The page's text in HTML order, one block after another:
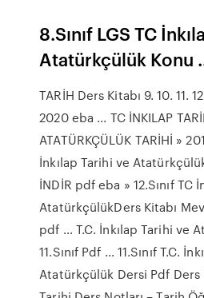
8.Sınıf LGS TC
Atatürkçülük Konu
TARİH Ders Kitabı 9. 10. 11.
2020 eba ... TC İNKILAP
ATATÜRKÇÜLÜK TARİHİ »
İnkılap Tarihi ve
İNDİR pdf eba » 12.Sınıf TC
AtatürkçülükDers Kitabı
pdf … T.C. İnkılap Tarihi ve
11.Sınıf Pdf ... 11.Sınıf T.C.
Atatürkçülük Dersi Pdf Ders